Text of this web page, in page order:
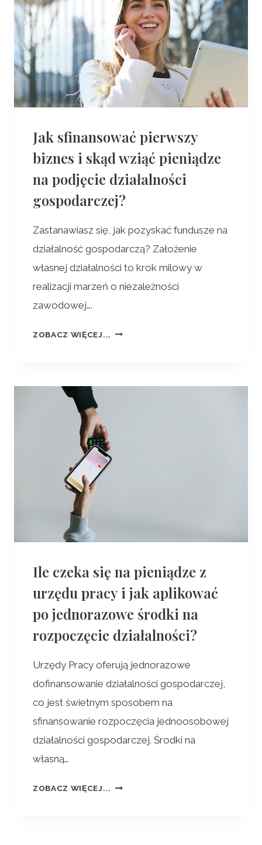
Jak sfinansować pierwszy
biznes i skąd wziąć pieniądze
na podjęcie działalności
gospodarczej?
Zastanawiasz się, jak pozyskać fundusze na
działalność gospodarczą? Założenie
własnej działalności to krok milowy w
realizacji marzeń o niezależności
zawodowej….
ZOBACZ WIĘCEJ...
Ile czeka się na pieniądze z
urzędu pracy i jak aplikować
po jednorazowe środki na
rozpoczęcie działalności?
Urzędy Pracy oferują jednorazowe
dofinansowanie działalności gospodarczej,
co jest świetnym sposobem na
sfinansowanie rozpoczęcia jednoosobowej
działalności gospodarczej. Środki na
własną…
ZOBACZ WIĘCEJ...